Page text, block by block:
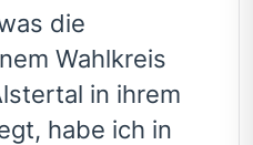
die
Wahlkreis
in ihrem
habe ich in